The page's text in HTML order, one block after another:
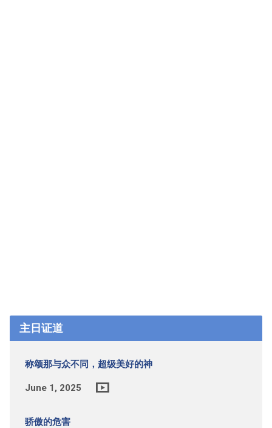
主日证道
称颂那与众不同，超级美好的神
June 1, 2025
骄傲的危害